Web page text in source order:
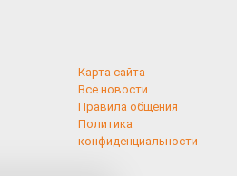
Карта сайта
Все новости
Правила общения
Политика
конфиденциальности